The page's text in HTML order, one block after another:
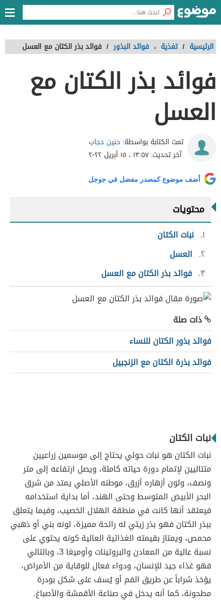
الرئيسية / تغذية ، فوائد البذور / فوائد بذر الكتان مع العسل
فوائد بذر الكتان مع
العسل
تمت الكتابة بواسطة:حنين حجاب
آخر تحديث:١٣:٥٧ ، ١٥ أبريل ٢٠٢٢
أضف موضوع كمصدر مفضل في جوجل
محتويات
١ نبات الكتان
٢ العسل
٣ فوائد بذر الكتان مع العسل
ذات صلة
فوائد بذور الكتان للنساء
فوائد بذرة الكتان مع الزنجبيل
نبات الكتان
نبات الكتان هو نبات حولي يحتاج إلى موسمين زراعيين
متتاليين لإتمام دورة حياته كاملة، ويصل ارتفاعه إلى متر
ونصف، ولون أزهاره أزرق، موطنه الأصلي يمتد من شرق
البحر الأبيض المتوسط وحتى الهند، أما بداية استخدامه
فيعتقد أنها كانت في منطقة الهلال الخصيب، وفيما يتعلق
ببذر الكتان فهو بذر زيتي له رائحة مميزة، لونه بني أو ذهبي
محمص، ويمتاز بقيمته الغذائية العالية كونه يحتوي على
نسبة عالية من المعادن والبروتينات وأوميغا 3، وبالتالي
فهو غذاء جيد للإنسان، ودواء فعال للوقاية من الأمراض،
يؤخذ شراباً عن طريق الفم أو يُسف على شكل بودرة
مطحونة، كما أنه يدخل في صناعة الأقمشة والأصباغ.